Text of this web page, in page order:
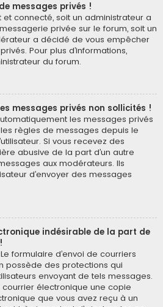
messages privés !
et connecté, soit un administrateur a
privée sur le forum, soit un
a décidé de vous empêcher
Pour plus d’informations,
du forum.
messages privés non sollicités !
les messages privés
les règles de messages depuis le
Si vous recevez des
abusive de la part d’un autre
aux modérateurs. Ils
d’envoyer des messages
indésirable de la part de
formulaire d’envoi de courriers
possède des protections qui
envoyant de tels messages.
électronique une copie
que vous avez reçu à un